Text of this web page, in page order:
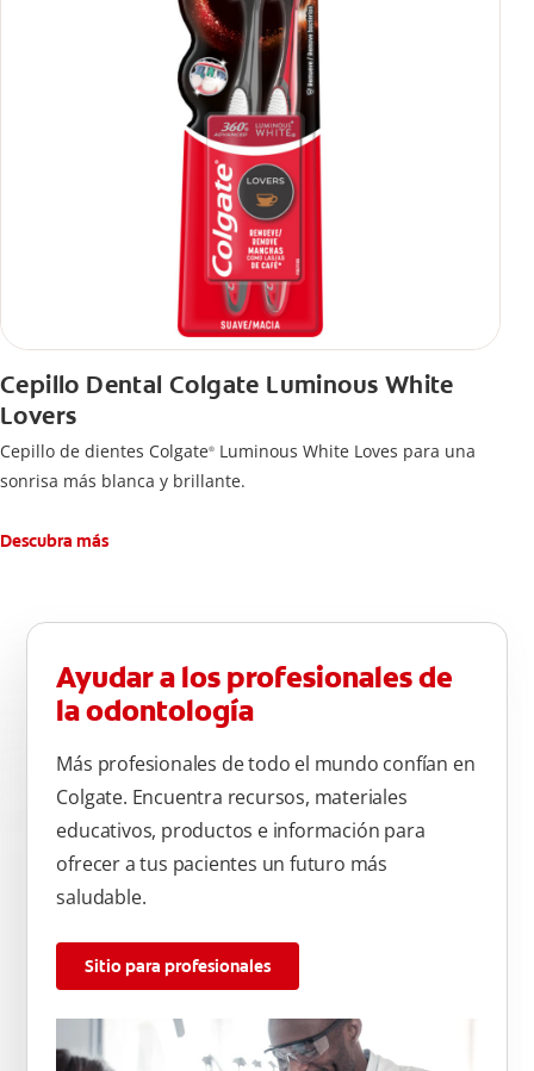
Cepillo Dental Colgate Luminous White
Lovers
Cepillo de dientes Colgate® Luminous White Loves para una
sonrisa más blanca y brillante.
Descubra más
Ayudar a los profesionales de
la odontología
Más profesionales de todo el mundo confían en
Colgate. Encuentra recursos, materiales
educativos, productos e información para
ofrecer a tus pacientes un futuro más
saludable.
Sitio para profesionales